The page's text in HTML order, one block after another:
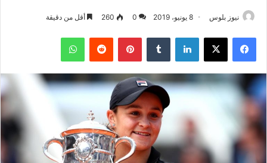
نيوز بلوس 8 يونيو، 2019 0
260 أقل من دقيقة
فيسبوك X لينكدإن بينتيريست واتساب